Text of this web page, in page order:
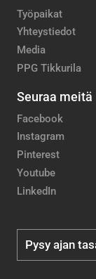
Työpaikat
Yhteystiedot
Media
PPG Tikkurila
Seuraa meitä
Facebook
Instagram
Pinterest
Youtube
LinkedIn
Pysy ajan